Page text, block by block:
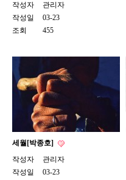
작성자
관리자
작성일
03-23
조회
455
세월[박종호]
작성자
관리자
작성일
03-23